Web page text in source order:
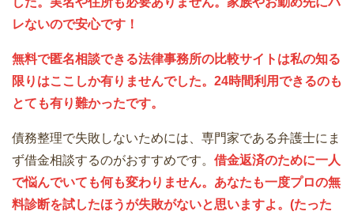
レないので安心です！
無料で匿名相談できる法律事務所の比較サイトは私の知る
限りはここしか有りませんでした。24時間利用できるのも
とても有り難かったです。
債務整理で失敗しないためには、専門家である弁護士にま
ず借金相談するのがおすすめです。 借金返済のために一人
で悩んでいても何も変わりません。あなたも一度プロの無
料診断を試したほうが失敗がないと思いますよ。(たった